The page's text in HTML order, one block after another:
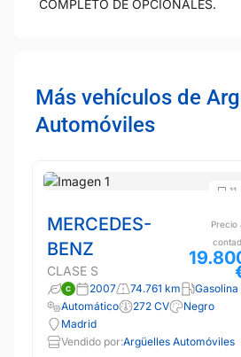
COMPLETO DE OPCIONALES.
Más vehículos de
Automóviles
11
MERCEDES-
BENZ
CLASE S
Precio
2007 74.761 km
Gasolina
Automático
272 CV
Negro
Madrid
Vendido por:Argüelles Automóviles